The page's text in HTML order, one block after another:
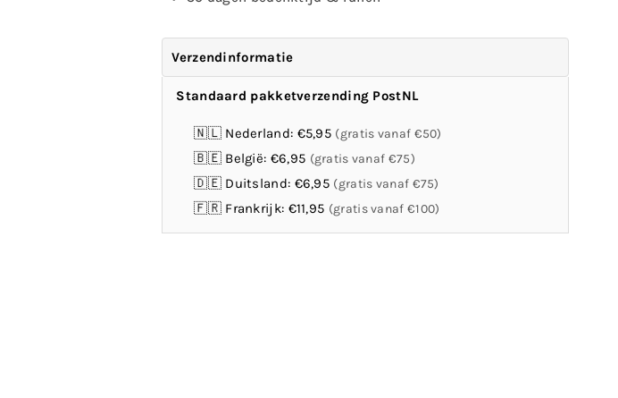
Verzendinformatie
Standaard pakketverzending PostNL
🇳🇱 Nederland: €5,95 (gratis vanaf €50)
🇧🇪 België: €6,95 (gratis vanaf €75)
🇩🇪 Duitsland: €6,95 (gratis vanaf €75)
🇫🇷 Frankrijk: €11,95 (gratis vanaf €100)